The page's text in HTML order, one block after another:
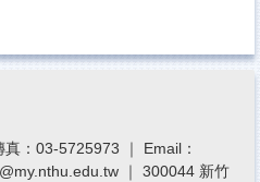
：03-5725973 ｜ Email：
｜ 300044 新竹